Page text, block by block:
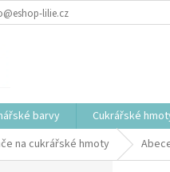
lilie.cz
barvy Cukrářské
na cukrářské hmoty